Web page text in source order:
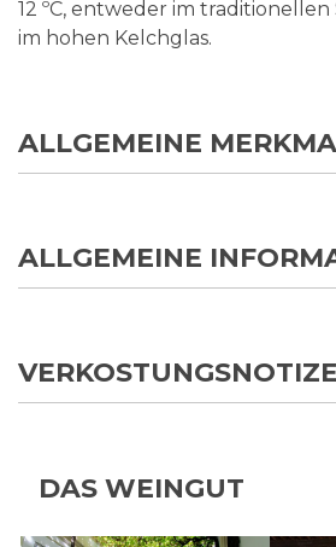
12 ºC, entweder im
im hohen Kelchglas.
ALLGEMEINE
ALLGEMEINE
DAS WEINGUT